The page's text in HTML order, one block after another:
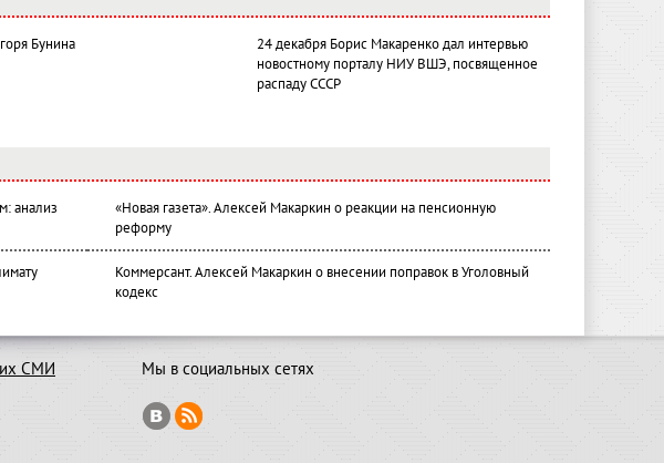
Бунина
24 декабря Борис Макаренко дал интервью
новостному порталу НИУ ВШЭ, посвященное
распаду СССР
анализ
«Новая газета». Алексей Макаркин о реакции на пенсионную
реформу
Коммерсант. Алексей Макаркин о внесении поправок в Уголовный
кодекс
СМИ Мы в социальных сетях